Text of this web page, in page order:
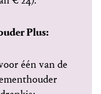
Plus:
één van de